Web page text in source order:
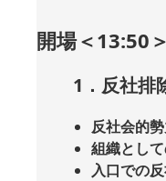
開場＜13:50＞
1．反社排
反社会的
組織とし
入口での